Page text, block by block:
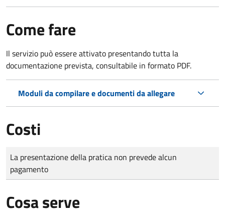
Come fare
Il servizio può essere attivato presentando tutta la
documentazione prevista, consultabile in formato PDF.
Moduli da compilare e documenti da allegare
Costi
Tipo di pagamento
Importo
La presentazione della pratica non prevede alcun
pagamento
Cosa serve